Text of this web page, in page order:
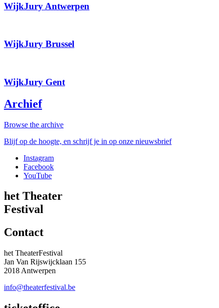
WijkJury Antwerpen
WijkJury Brussel
WijkJury Gent
Archief
Browse the archive
Blijf op de hoogte, en schrijf je in op onze nieuwsbrief
Instagram
Facebook
YouTube
het Theater
Festival
Contact
het TheaterFestival
Jan Van Rijswijcklaan 155
2018 Antwerpen
info@theaterfestival.be